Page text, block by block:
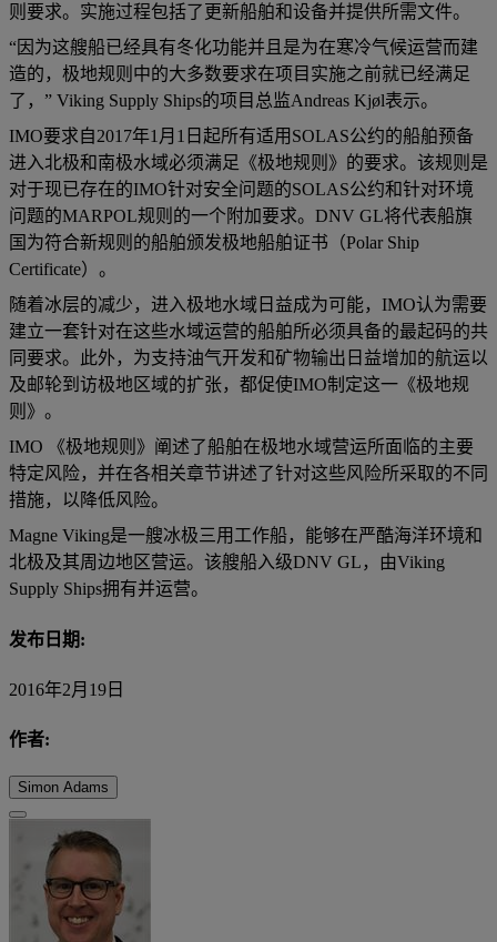
则要求。实施过程包括了更新船舶和设备并提供所需文件。
“因为这艘船已经具有冬化功能并且是为在寒冷气候运营而建
造的，极地规则中的大多数要求在项目实施之前就已经满足
了，” Viking Supply Ships的项目总监Andreas Kjøl表示。
IMO要求自2017年1月1日起所有适用SOLAS公约的船舶预备
进入北极和南极水域必须满足《极地规则》的要求。该规则是
对于现已存在的IMO针对安全问题的SOLAS公约和针对环境
问题的MARPOL规则的一个附加要求。DNV GL将代表船旗
国为符合新规则的船舶颁发极地船舶证书（Polar Ship
Certificate）。
随着冰层的减少，进入极地水域日益成为可能，IMO认为需要
建立一套针对在这些水域运营的船舶所必须具备的最起码的共
同要求。此外，为支持油气开发和矿物输出日益增加的航运以
及邮轮到访极地区域的扩张，都促使IMO制定这一《极地规
则》。
IMO 《极地规则》阐述了船舶在极地水域营运所面临的主要
特定风险，并在各相关章节讲述了针对这些风险所采取的不同
措施，以降低风险。
Magne Viking是一艘冰极三用工作船，能够在严酷海洋环境和
北极及其周边地区营运。该艘船入级DNV GL，由Viking
Supply Ships拥有并运营。
发布日期:
2016年2月19日
作者:
Simon Adams